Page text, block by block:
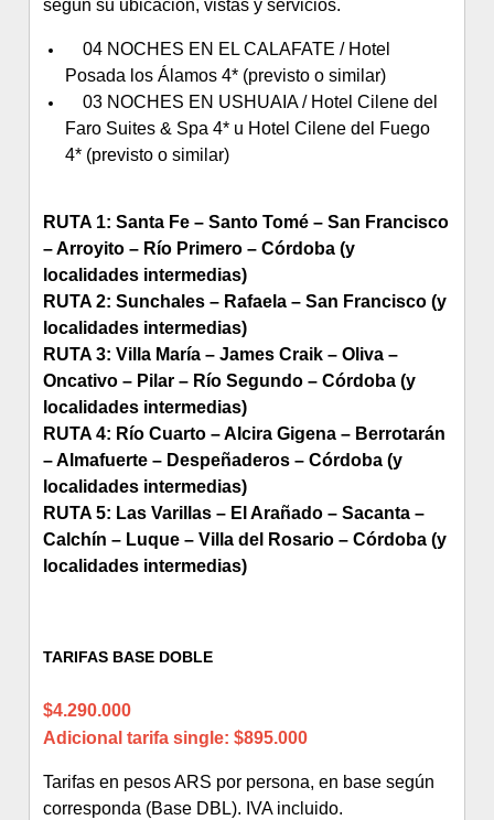
según su ubicación, vistas y servicios.
04 NOCHES EN EL CALAFATE / Hotel
Posada los Álamos 4* (previsto o similar)
03 NOCHES EN USHUAIA / Hotel Cilene del
Faro Suites & Spa 4* u Hotel Cilene del Fuego
4* (previsto o similar)
RUTA 1: Santa Fe – Santo Tomé – San Francisco
– Arroyito – Río Primero – Córdoba (y
localidades intermedias)
RUTA 2: Sunchales – Rafaela – San Francisco (y
localidades intermedias)
RUTA 3: Villa María – James Craik – Oliva –
Oncativo – Pilar – Río Segundo – Córdoba (y
localidades intermedias)
RUTA 4: Río Cuarto – Alcira Gigena – Berrotarán
– Almafuerte – Despeñaderos – Córdoba (y
localidades intermedias)
RUTA 5: Las Varillas – El Arañado – Sacanta –
Calchín – Luque – Villa del Rosario – Córdoba (y
localidades intermedias)
TARIFAS BASE DOBLE
$4.290.000
Adicional tarifa single: $895.000
Tarifas en pesos ARS por persona, en base según
corresponda (Base DBL). IVA incluido.